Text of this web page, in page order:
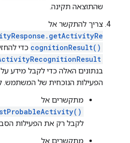
שהתוצאה תקינה.
צריך להתקשר אל
cognitionResult() כדי
בנתונים האלה כדי לקבל מידע
הפעילות הנוכחית של המשתמש.
מתקשרים אל
לקבל רק את הפעילות
מתקשרים אל